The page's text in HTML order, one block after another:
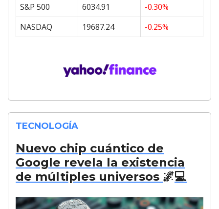
S&P 500
6034.91
-0.30%
NASDAQ
19687.24 -0.25%
TECNOLOGÍA
Nuevo chip cuántico de
Google revela la existencia
de múltiples universos 🌌💻